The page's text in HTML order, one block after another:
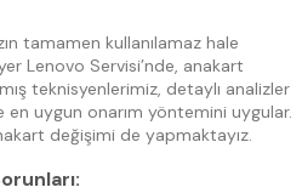
tamamen kullanılamaz hale
Lenovo Servisi’nde, anakart
teknisyenlerimiz, detaylı analizler
en uygun onarım yöntemini uygular.
değişimi de yapmaktayız.